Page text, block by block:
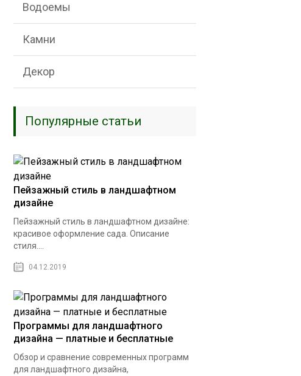
Водоемы
Камни
Декор
Популярные статьи
Пейзажный стиль в ландшафтном
дизайне
Пейзажный стиль в ландшафтном дизайне:
красивое оформление сада. Описание
стиля....
04.12.2019
Программы для ландшафтного
дизайна — платные и бесплатные
Обзор и сравнение современных программ
для ландшафтного дизайна,